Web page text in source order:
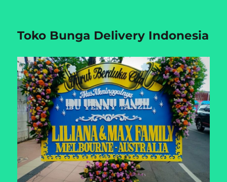
Toko Bunga Delivery Indonesia